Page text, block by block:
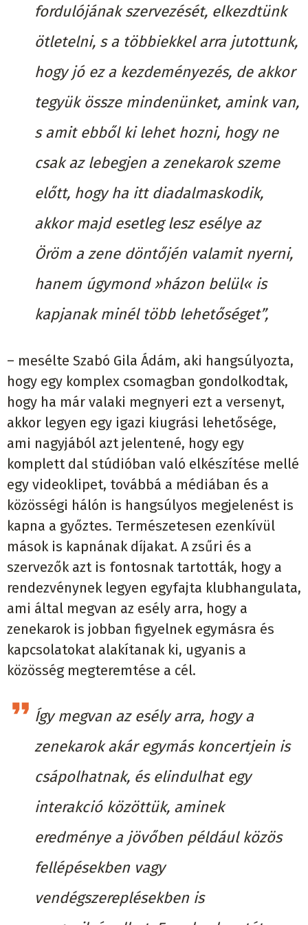
fordulójának szervezését, elkezdtünk
ötletelni, s a többiekkel arra jutottunk,
hogy jó ez a kezdeményezés, de akkor
tegyük össze mindenünket, amink van,
s amit ebből ki lehet hozni, hogy ne
csak az lebegjen a zenekarok szeme
előtt, hogy ha itt diadalmaskodik,
akkor majd esetleg lesz esélye az
Öröm a zene döntőjén valamit nyerni,
hanem úgymond »házon belül« is
kapjanak minél több lehetőséget”,
– mesélte Szabó Gila Ádám, aki hangsúlyozta,
hogy egy komplex csomagban gondolkodtak,
hogy ha már valaki megnyeri ezt a versenyt,
akkor legyen egy igazi kiugrási lehetősége,
ami nagyjából azt jelentené, hogy egy
komplett dal stúdióban való elkészítése mellé
egy videoklipet, továbbá a médiában és a
közösségi hálón is hangsúlyos megjelenést is
kapna a győztes. Természetesen ezenkívül
mások is kapnának díjakat. A zsűri és a
szervezők azt is fontosnak tartották, hogy a
rendezvénynek legyen egyfajta klubhangulata,
ami által megvan az esély arra, hogy a
zenekarok is jobban figyelnek egymásra és
kapcsolatokat alakítanak ki, ugyanis a
közösség megteremtése a cél.
Így megvan az esély arra, hogy a
zenekarok akár egymás koncertjein is
csápolhatnak, és elindulhat egy
interakció közöttük, aminek
eredménye a jövőben például közös
fellépésekben vagy
vendégszereplésekben is